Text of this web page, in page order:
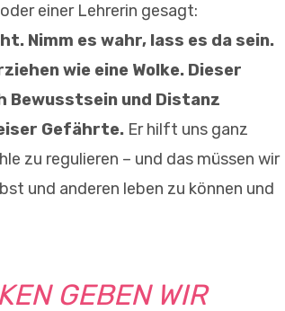
einer Lehrerin gesagt:
Nimm es wahr, lass es da sein.
wie eine Wolke. Dieser
Bewusstsein und Distanz
Gefährte. Er hilft uns ganz
zu regulieren – und das müssen wir
und anderen leben zu können und
GEBEN WIR